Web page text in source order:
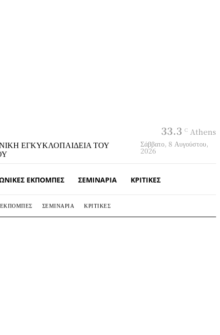
ΕΓΚΥΚΛΟΠΑΙΔΕΙΑ ΤΟΥ
33.3 C Athens
Σάββατο, 8 Αυγούστου,
2026
ΕΚΠΟΜΠΈΣ ΣΕΜΙΝΆΡΙΑ ΚΡΙΤΙΚΈΣ
ΕΚΠΟΜΠΈΣ ΣΕΜΙΝΆΡΙΑ ΚΡΙΤΙΚΈΣ